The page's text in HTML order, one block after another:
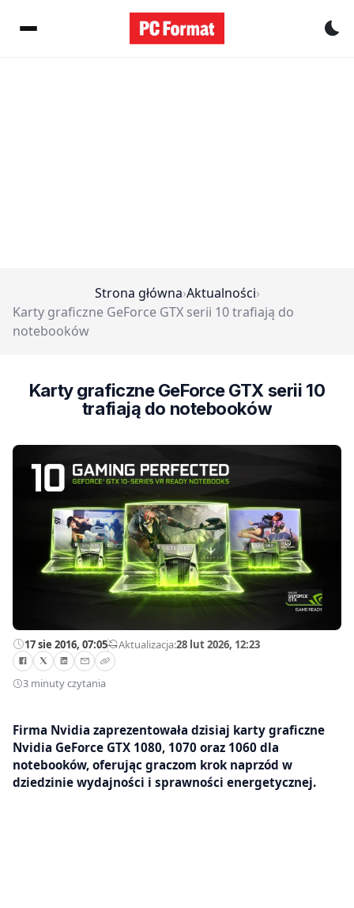
Strona główna›Aktualności›
Karty graficzne GeForce GTX serii 10 trafiają do
notebooków
Karty graficzne GeForce GTX serii 10
trafiają do notebooków
17 sie 2016, 07:05—Aktualizacja:28 lut 2026, 12:23
3 minuty czytania
Firma Nvidia zaprezentowała dzisiaj karty graficzne
Nvidia GeForce GTX 1080, 1070 oraz 1060 dla
notebooków, oferując graczom krok naprzód w
dziedzinie wydajności i sprawności energetycznej.